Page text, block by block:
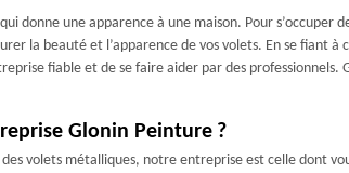
donne une apparence à une maison. Pour
la beauté et l’apparence de vos volets. En se fiant
fiable et de se faire aider par des
Glonin Peinture ?
des volets métalliques, notre entreprise est celle dont